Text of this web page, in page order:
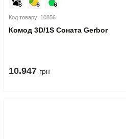
Код товару: 10856
Комод 3D/1S Соната Gerbor
10.947 грн